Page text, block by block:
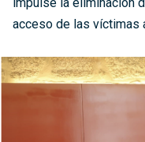
acceso de las víctimas